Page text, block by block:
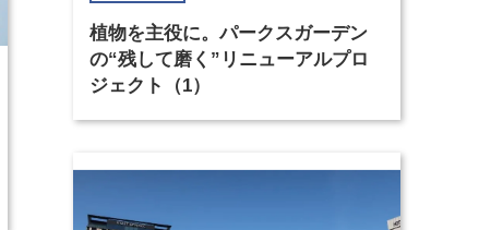
植物を主役に。パークスガーデン
の“残して磨く”リニューアルプロ
ジェクト（1）